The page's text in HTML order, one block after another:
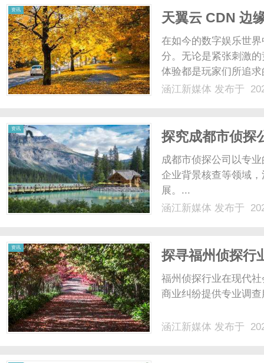
资讯
天翼云 CDN 边
在如今的数字娱乐世
分。无论是紧张刺激
体验都是玩家们所追
脚石”。时延过高，玩
涵江新媒体 发布于
资讯
探究成都市侦探
成都市侦探公司以专
企业背景核查等领域
展。...
涵江新媒体 发布于
资讯
探寻福州侦探行
福州侦探行业在现代
商业纠纷提供专业调
涵江新媒体 发布于